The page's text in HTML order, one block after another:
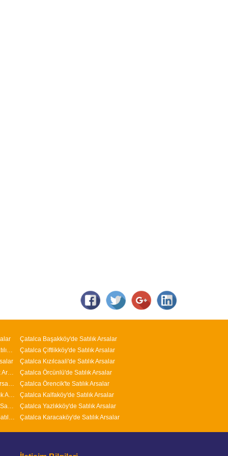
Arnavutköy M.Kemal Paşa Mahallesi'nde Satılık Arsalar
Arnavutköy Nenehatun Mahallesi'nde Satılık Arsalar
Arnavutköy İslambey Mahallesi'nde Satılık Arsalar
Arnavutköy Yavuz Selim Mahallesi'nde Satılık Arsalar
Arnavutköy Adnan Menderes Mahallesi'nde Satılık Arsalar
Arnavutköy ( Taşoluk ) Fatih Mahallesi'nde Satılık Arsalar
Çatalca Başakköy'de Satılık Arsalar
Çatalca Çiftlikköy'de Satılık Arsalar
Çatalca Kızılcaali'de Satılık Arsalar
Çatalca Örcünlü'de Satılık Arsalar
Çatalca Örencik'te Satılık Arsalar
Çatalca Kalfaköy'de Satılık Arsalar
Çatalca Yazlıkköy'de Satılık Arsalar
Çatalca Karacaköy'de Satılık Arsalar